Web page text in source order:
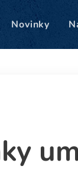
Novinky